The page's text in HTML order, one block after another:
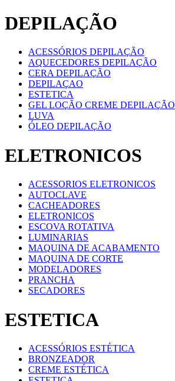
DEPILAÇÃO
ACESSÓRIOS DEPILAÇÃO
AQUECEDORES DEPILAÇÃO
CERA DEPILAÇÃO
DEPILAÇAO
ESTETICA
GEL LOÇÃO CREME DEPILAÇÃO
LUVA
ÓLEO DEPILAÇÃO
ELETRONICOS
ACESSORIOS ELETRONICOS
AUTOCLAVE
CACHEADORES
ELETRONICOS
ESCOVA ROTATIVA
LUMINARIAS
MAQUINA DE ACABAMENTO
MAQUINA DE CORTE
MODELADORES
PRANCHA
SECADORES
ESTETICA
ACESSÓRIOS ESTÉTICA
BRONZEADOR
CREME ESTÉTICA